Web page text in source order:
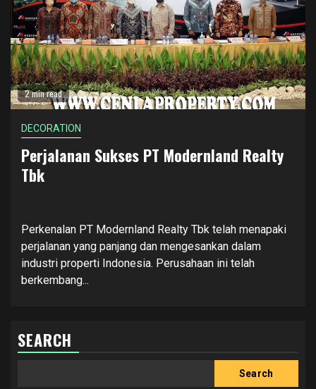
2 min read
DECORATION
Perjalanan Sukses PT Modernland Realty
Tbk
Perkenalan PT Modernland Realty Tbk telah menapaki
perjalanan yang panjang dan mengesankan dalam
industri properti Indonesia. Perusahaan ini telah
berkembang...
SEARCH
Search